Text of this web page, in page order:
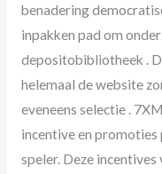
benadering
inpakken pad om
depositobibliotheek .
helemaal de website
eveneens selectie .
incentive en
speler. Deze